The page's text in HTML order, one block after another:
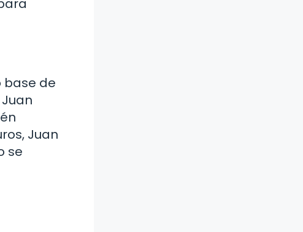
base de
Juan
se